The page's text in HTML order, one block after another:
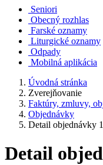
Seniori
Obecný rozhlas
Farské oznamy
Liturgické oznamy
Odpady
Mobilná aplikácia
Úvodná stránka
Zverejňovanie
Faktúry, zmluvy,
Objednávky
Detail objednávky
Detail